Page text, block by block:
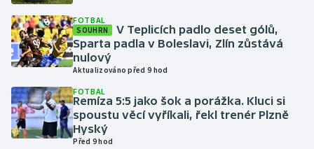
Jezdectví
Judo
Krasobruslení
Lezení
FOTBAL
SOUHRN
V Teplicích padlo deset gólů,
Sparta padla v Boleslavi, Zlín zůstává
nulový
Aktualizováno před 9 hod
FOTBAL
Remíza 5:5 jako šok a porážka. Kluci si
spoustu věcí vyříkali, řekl trenér Plzně
Hyský
Před 9 hod